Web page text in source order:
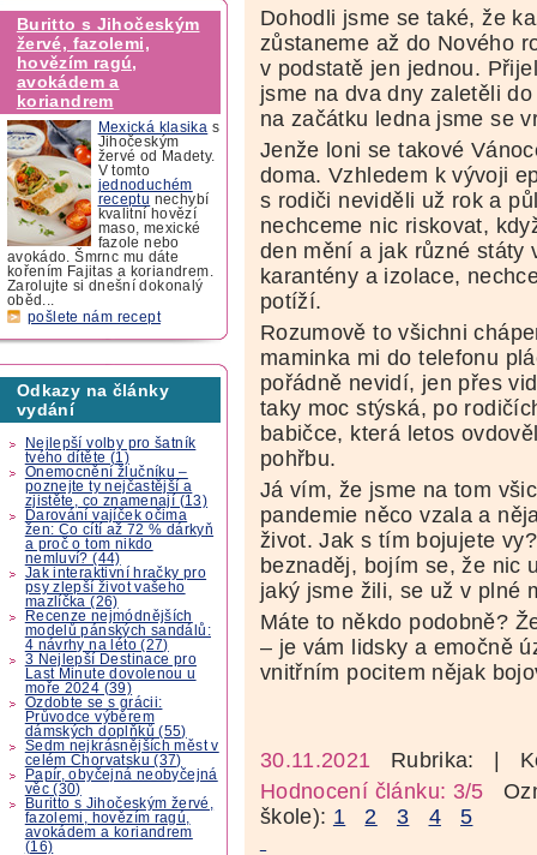
Buritto s Jihočeským
žervé, fazolemi,
hovězím ragú,
avokádem a
koriandrem
Mexická klasika s
Jihočeským
žervé od Madety.
V tomto
jednoduchém
receptu nechybí
kvalitní hovězí
maso, mexické
fazole nebo
avokádo. Šmrnc mu dáte
kořením Fajitas a koriandrem.
Zarolujte si dnešní dokonalý
oběd...
pošlete nám recept
Odkazy na články
vydání
Nejlepší volby pro šatník
tvého dítěte (1)
Onemocnění žlučníku –
poznejte ty nejčastější a
zjistěte, co znamenají (13)
Darování vajíček očima
žen: Co cítí až 72 % dárkyň
a proč o tom nikdo
nemluví? (44)
Jak interaktivní hračky pro
psy zlepší život vašeho
mazlíčka (26)
Recenze nejmódnějších
modelů pánských sandálů:
4 návrhy na léto (27)
3 Nejlepší Destinace pro
Last Minute dovolenou u
moře 2024 (39)
Ozdobte se s grácii:
Průvodce výběrem
dámských doplňků (55)
Sedm nejkrásnějších měst v
celém Chorvatsku (37)
Papír, obyčejná neobyčejná
věc (30)
Buritto s Jihočeským žervé,
fazolemi, hovězím ragú,
avokádem a koriandrem
(16)
Dohodli jsme se také, že
zůstaneme až do Nového
v podstatě jen jednou.
jsme na dva dny zaletěli
na začátku ledna jsme se
Jenže loni se takové
doma. Vzhledem k vývoji
s rodiči neviděli už rok a
nechceme nic riskovat,
den mění a jak různé státy
karantény a izolace,
potíží.
Rozumově to všichni
maminka mi do telefonu
pořádně nevidí, jen přes
taky moc stýská, po
babičce, která letos
pohřbu.
Já vím, že jsme na tom
pandemie něco vzala a
život. Jak s tím bojujete
beznaděj, bojím se, že nic
jaký jsme žili, se už v plné
Máte to někdo podobně?
– je vám lidsky a emočně
vnitřním pocitem nějak
30.11.2021 Rubrika:
|
Hodnocení článku: 3/5
škole): 1 2 3 4 5